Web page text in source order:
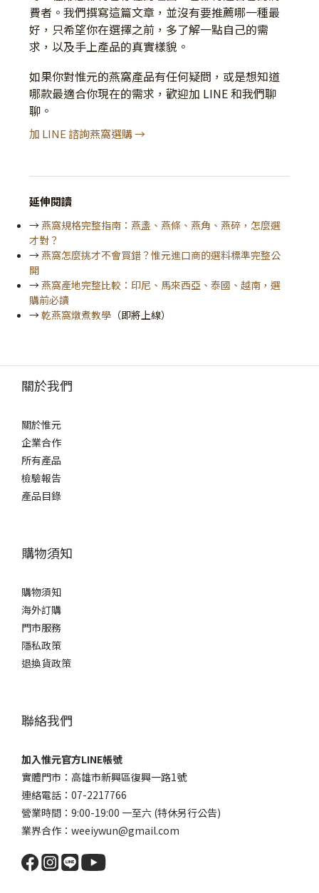
費者。我們撰寫這篇文章，並沒有要推薦哪一種最
好，只希望你在選擇之前，多了解一點自己的需
求，以及手上產品的真實樣貌。
如果你對惟元的燕窩產品有任何疑問，或是想知道
哪款最適合你現在的需求，歡迎加 LINE 和我們聊
聊。
加 LINE 諮詢燕窩選購 →
延伸閱讀
→燕窩規格完整指南：燕盞、燕條、燕角、燕碎，怎麼選
才對？
→燕窩怎麼挑才不會買錯？惟元進口商的選料標準完整公
開
→燕窩產地完整比較：印尼、馬來西亞、泰國、越南，選
購前必讀
→乾燕窩燉煮教學 （即將上線）
關於我們
關於惟元
企業合作
所有產品
檢驗報告
產品目錄
購物須知
購物須知
海外訂購
門市服務
隱私政策
退換貨政策
聯絡我們
加入惟元官方LINE帳號
實體門市：高雄市新興區復興一路1號
連絡電話：07-2217766
營業時間：9:00-19:00 一至六 (特休另行公告)
業界合作：weeiywun@gmail.com